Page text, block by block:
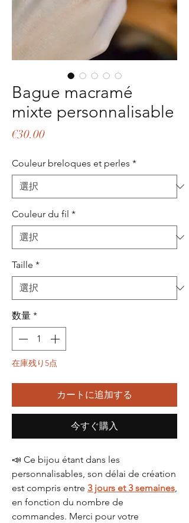
Bague macramé
mixte personnalisable
€30.00価
Couleur breloques et perles *
Couleur du fil *
Taille *
数量 *
在庫残り5点
カートに追加する
今すぐ購入
📣 Ce bijou étant dans les
personnalisables, son délai de création
est compris entre 3 jours et 3 semaines,
en fonction du nombre de
commandes. Merci pour votre